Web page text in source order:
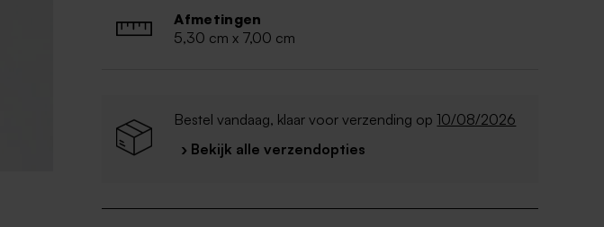
Afmetingen
5,30 cm x 7,00 cm
Bestel vandaag, klaar voor verzending op10/08/2026
› Bekijk alle verzendopties